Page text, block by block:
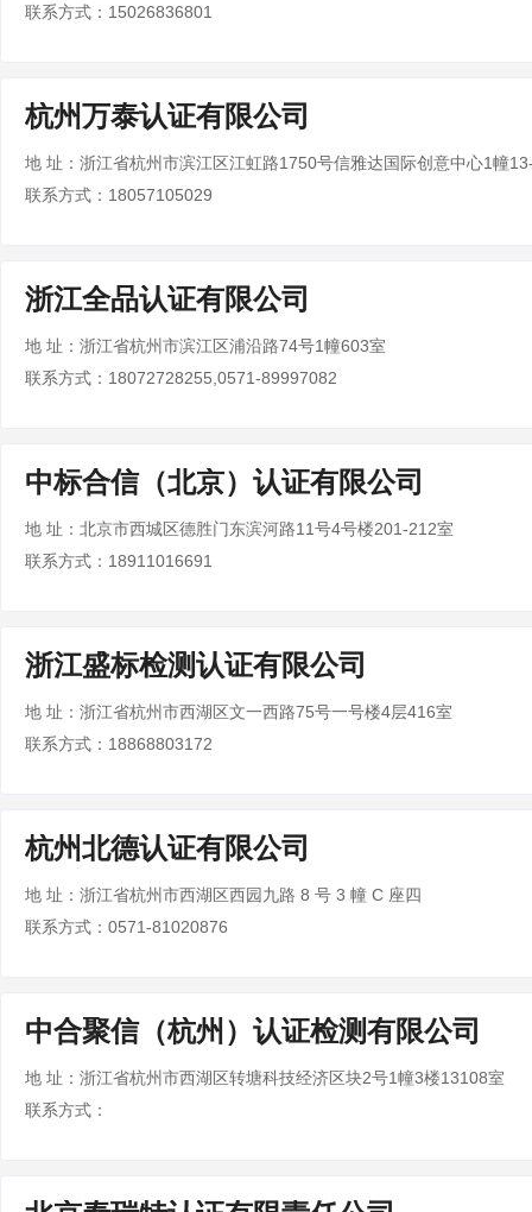
联系方式：15026836801
杭州万泰认证有限公司
地 址：浙江省杭州市滨江区江虹路1750号信雅达国际创意中心1幢
联系方式：18057105029
浙江全品认证有限公司
地 址：浙江省杭州市滨江区浦沿路74号1幢603室
联系方式：18072728255,0571-89997082
中标合信（北京）认证有限公司
地 址：北京市西城区德胜门东滨河路11号4号楼201-212室
联系方式：18911016691
浙江盛标检测认证有限公司
地 址：浙江省杭州市西湖区文一西路75号一号楼4层416室
联系方式：18868803172
杭州北德认证有限公司
地 址：浙江省杭州市西湖区西园九路 8 号 3 幢 C 座四
联系方式：0571-81020876
中合聚信（杭州）认证检测有限公司
地 址：浙江省杭州市西湖区转塘科技经济区块2号1幢3楼13108室
联系方式：